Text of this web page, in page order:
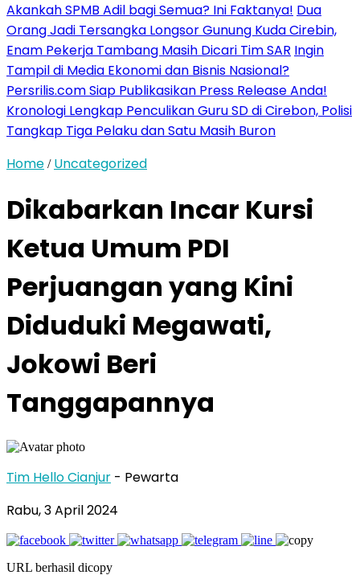
Akankah SPMB Adil bagi Semua? Ini Faktanya! Dua
Orang Jadi Tersangka Longsor Gunung Kuda Cirebin,
Enam Pekerja Tambang Masih Dicari Tim SAR Ingin
Tampil di Media Ekonomi dan Bisnis Nasional?
Persrilis.com Siap Publikasikan Press Release Anda!
Kronologi Lengkap Penculikan Guru SD di Cirebon, Polisi
Tangkap Tiga Pelaku dan Satu Masih Buron
Home / Uncategorized
Dikabarkan Incar Kursi
Ketua Umum PDI
Perjuangan yang Kini
Diduduki Megawati,
Jokowi Beri
Tanggapannya
Tim Hello Cianjur - Pewarta
Rabu, 3 April 2024
URL berhasil dicopy